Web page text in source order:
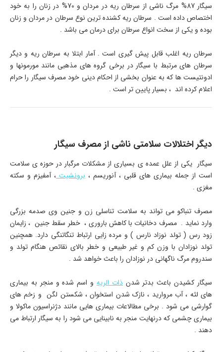
سیگار 87% مرگ ناشی از سرطان ریه در مردان و 70% در زنان را به خود
اختصاص داده است . سرطان ریه کشنده ترین نوع سرطان در مردان و زنان
بوده و یکی از سخت انواع سرطان برای درمان می باشد .
سرطان ریه اغلب قابل پیش گیری است . آمار ابتلا به سرطان ریه و دیگر
سرطان های مرتبط با سیگار در برخی گروه های مذهبی مانند مورمونها و
ادونتیست ها که به عنوان بخشی از احکام دینی خود مصرف سیگار را حرام
اعلام کرده اند ، بسیار پایین تر است .
دیگر اختلالات سلامتی ناشی از مصرف سیگار
سیگار یکی از علل عمده ی بسیاری از مشکلات مرگبار در حوزه ی سلامت
است از جمله بیماری های قلبی ، آنوریسم ، برونشیت، آمفیزم و سکته
مغزی .
مصرف تنباکو می تواند به سلامت تناسلی زن و جنین وی صدمه بزرگی
وارد نماید . مصرف دخانیات با کاهش باروری ، خطر سقط جنین ، زایمان
زود رس ( تولد نوزاد نارس ) و مرده زایی ارتباط تنگاتنگی دارد. همچنین
تولد نوزادان با وزن کم و غیر طبیعی و خطر بالای نقائص هنگام تولد و
سندروم مرگ ناگهانی در نوزادان را باعث خواهد شد .
سیگار کشیدن باعث بدتر شدنذات الریه و اسم شده و منجر به بیماری
های لثه ، آب مروارید ، نازک شدن استخوان ، شکستن لگن و زخم های
گوارشی می شود . برخی مطالاعات بیماری هایی مانند دژنراسیون ماکولا و
بیماری چشمی که درنهایت منجر به نابینایی می شود را به سیگار ارتباط می
دهند .